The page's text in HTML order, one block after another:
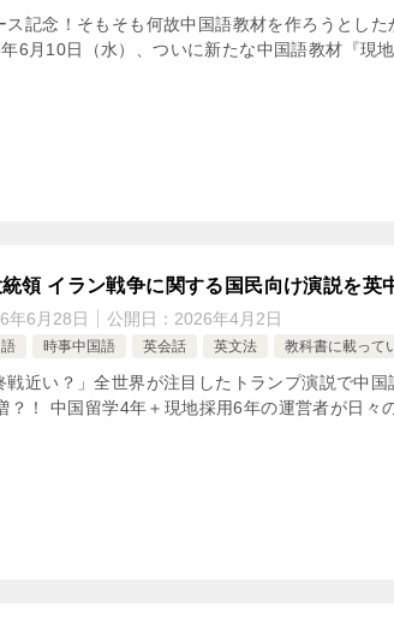
ス記念！そもそも何故中国語教材を作ろうとし
6月10日（水）、ついに新たな中国語教材『現
統領 イラン戦争に関する国民向け演説を英
年6月28日 公開日： 2026年4月2日
時事中国語 英会話 英文法 教科書に載って
戦近い？」全世界が注目したトランプ演説で中
？！ 中国留学4年＋現地採用6年の運営者が日